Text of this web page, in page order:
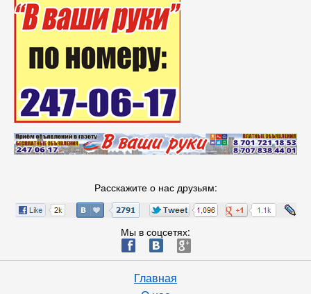
Расскажите о нас друзьям:
Мы в соцсетях:
ä æ è
Главная